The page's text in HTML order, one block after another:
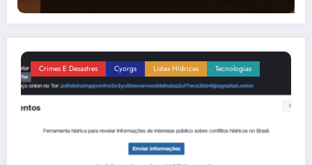
Crimes E Desastres Cyorgs Listas Hídricas Tecnologias